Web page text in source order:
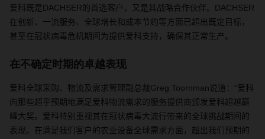
爱科既是DACHSER的首选客户，又是其战略合作伙伴。 DACHSER
在创新、一流服务、全球增长和成本节约等方面已超出既定目标，
甚至在冠状病毒危机期间为提供爱科支持，确保其正常生产。
在不确定时期的卓越表现
爱科全球采购、物流及需求管理副总裁Greg Toornman说道：“爱科
向那些超乎预期地满足爱科物流需求的服务提供商颁发爱科超越巅
峰大奖。爱科特别重视其在冠状病毒大流行带来的全球挑战期间的
表现。在满足我们客户的农业设备全球需求方面，超出我们预期的